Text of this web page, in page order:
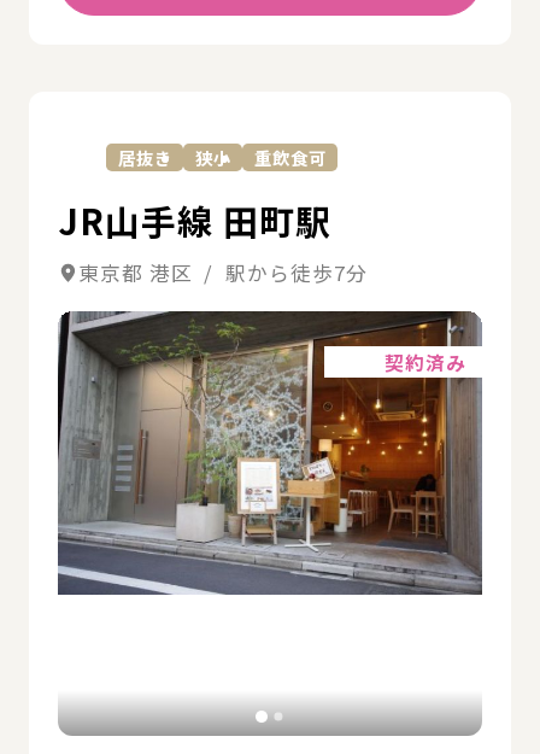
居抜き 狭小 重飲食可
JR山手線 田町駅
東京都 港区 / 駅から徒歩7分
契約済み